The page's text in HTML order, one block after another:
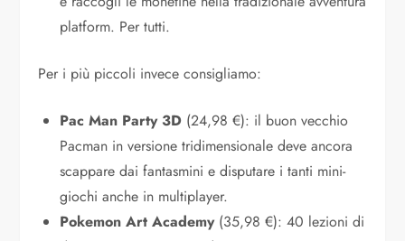
platform. Per tutti.
Per i più piccoli invece consigliamo:
Pac Man Party 3D (24,98 €): il buon vecchio
Pacman in versione tridimensionale deve ancora
scappare dai fantasmini e disputare i tanti mini-
giochi anche in multiplayer.
Pokemon Art Academy(35,98 €): 40 lezioni di